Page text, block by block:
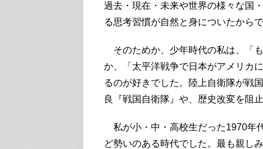
過去・現在・未来や世界の様々な国
る思考習慣が自然と身についたから
そのためか、少年時代の私は、「
か、「太平洋戦争で日本がアメリカ
るのが好きでした。陸上自衛隊が戦
良『戦国自衛隊』や、歴史改変を阻
私が小・中・高校生だった1970年
ど勢いのある時代でした。最も親し